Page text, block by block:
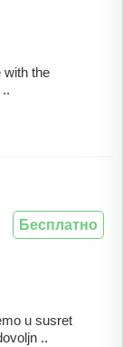
with the
u susret
..
Бесплатно